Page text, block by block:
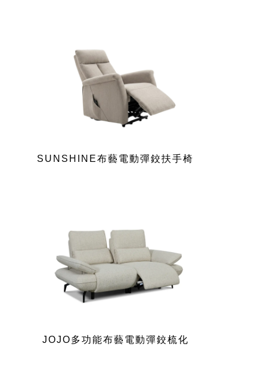
SUNSHINE布藝電動彈鉸扶手椅
JOJO多功能布藝電動彈鉸梳化